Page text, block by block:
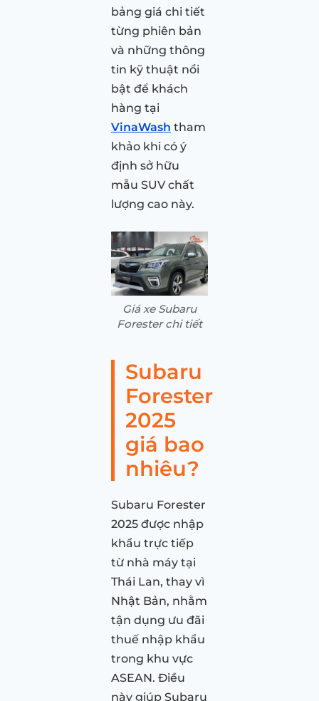
bảng giá chi tiết
từng phiên bản
và những thông
tin kỹ thuật nổi
bật để khách
hàng tại
VinaWash tham
khảo khi có ý
định sở hữu
mẫu SUV chất
lượng cao này.
Giá xe Subaru
Forester chi tiết
Subaru
Forester
2025
giá bao
nhiêu?
Subaru Forester
2025 được nhập
khẩu trực tiếp
từ nhà máy tại
Thái Lan, thay vì
Nhật Bản, nhằm
tận dụng ưu đãi
thuế nhập khẩu
trong khu vực
ASEAN. Điều
này giúp Subaru